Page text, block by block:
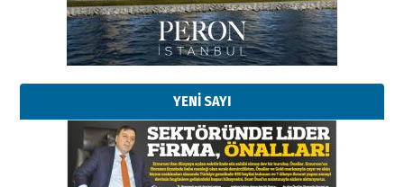
YENİ SAYI